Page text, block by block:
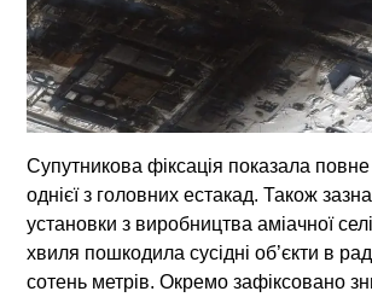
Супутникова фіксація показала
однієї з головних естакад. Також
установки з виробництва аміачної
хвиля пошкодила сусідні об’єкти в
сотень метрів. Окремо зафіксовано